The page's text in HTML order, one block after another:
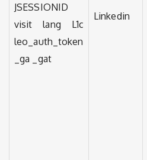
JSESSIONID
visit lang L1c
leo_auth_token
_ga _gat
Linkedin